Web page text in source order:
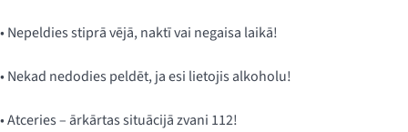
• Nepeldies stiprā vējā, naktī vai negaisa laikā!
• Nekad nedodies peldēt, ja esi lietojis alkoholu!
• Atceries – ārkārtas situācijā zvani 112!